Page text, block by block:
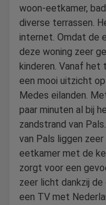
woon-eetkamer,
diverse terrassen.
internet. Omdat de
deze woning zeer
kinderen. Vanaf het
een mooi uitzicht
Medes eilanden.
paar minuten al bij
zandstrand van
van Pals liggen
eetkamer met de
zorgt voor een
zeer licht dankzij de
een TV met